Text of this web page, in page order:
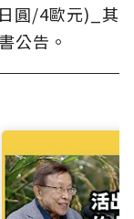
圓/4歐元)_其
公告。